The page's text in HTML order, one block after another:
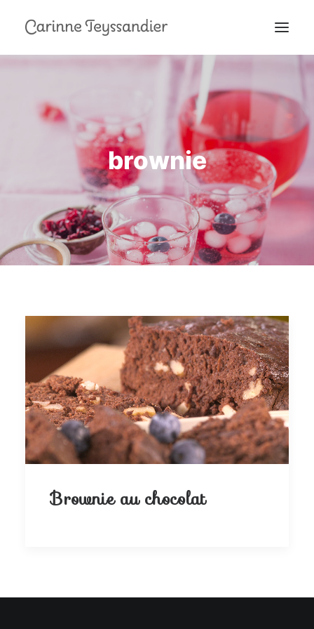
À LA TÉLÉ
PRESTATIONS
EN COULISSES
brownie
Brownie au chocolat